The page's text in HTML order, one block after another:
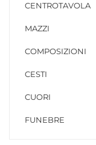
CENTROTAVOLA
MAZZI
COMPOSIZIONI
CESTI
CUORI
FUNEBRE